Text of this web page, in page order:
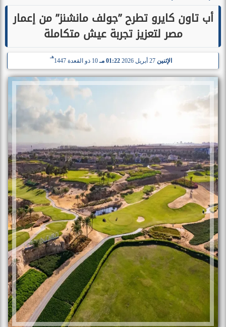
أب تاون كايرو تطرح ”جولف مانشنز” من إعمار
مصر لتعزيز تجربة عيش متكاملة
الإثنين 01:22 مـ 10 ذو القعدة 1447
هـ